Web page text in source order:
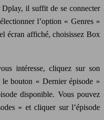
Dplay, il suffit de se connecter
l’option « Genres »
écran affiché, choisissez Box
intéresse, cliquez sur son
bouton « Dernier épisode »
disponible. Vous pouvez
» et cliquer sur l’épisode